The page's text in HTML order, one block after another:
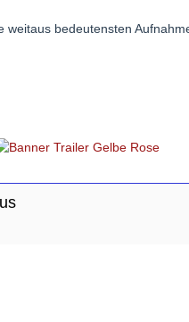
weitaus bedeutensten